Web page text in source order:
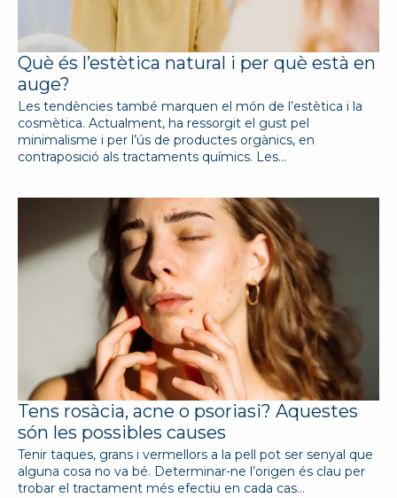
Què és l’estètica natural i per què està en
auge?
Les tendències també marquen el món de l’estètica i la
cosmètica. Actualment, ha ressorgit el gust pel
minimalisme i per l’ús de productes orgànics, en
contraposició als tractaments químics. Les…
Tens rosàcia, acne o psoriasi? Aquestes
són les possibles causes
Tenir taques, grans i vermellors a la pell pot ser senyal que
alguna cosa no va bé. Determinar-ne l’origen és clau per
trobar el tractament més efectiu en cada cas…